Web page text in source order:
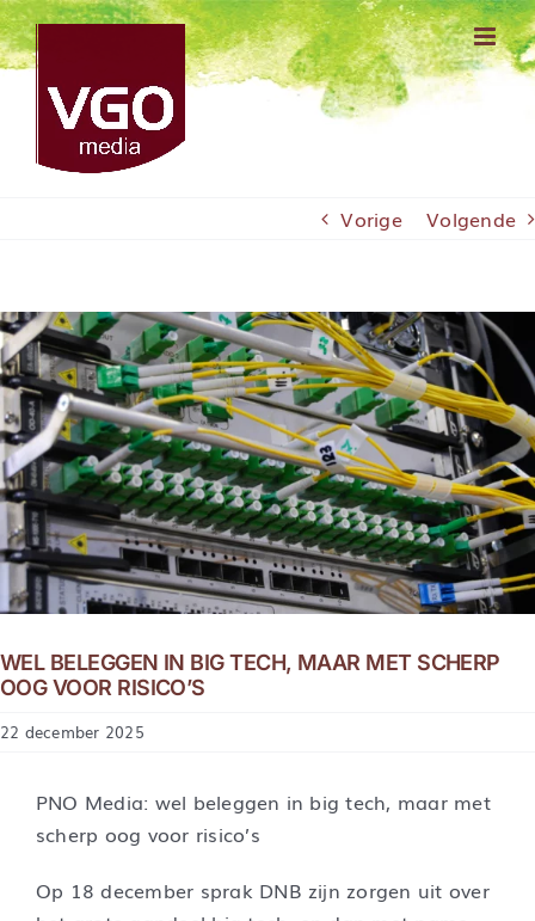
Ga
naar
inhoud
Vorige Volgende
WEL BELEGGEN IN BIG TECH, MAAR MET SCHERP
OOG VOOR RISICO’S
22 december 2025
PNO Media: wel beleggen in big tech, maar met
scherp oog voor risico’s
Op 18 december sprak DNB zijn zorgen uit over